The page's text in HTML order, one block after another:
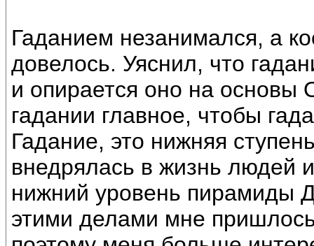
Гаданием незанимался, а
довелось. Уяснил, что
и опирается оно на основы
гадании главное, чтобы
Гадание, это нижняя
внедрялась в жизнь людей
нижний уровень пирамиды
этими делами мне пришлось